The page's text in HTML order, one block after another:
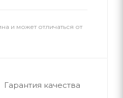
и может отличаться от
Гарантия качества